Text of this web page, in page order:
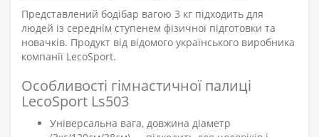
Представлений бодібар вагою 3 кг підходить для
людей із середнім ступенем фізичної підготовки та
новачків. Продукт від відомого українського виробника
компанії LecoSport.
Особливості гімнастичної палиці
LecoSport Ls503
Універсальна вага, довжина діаметр